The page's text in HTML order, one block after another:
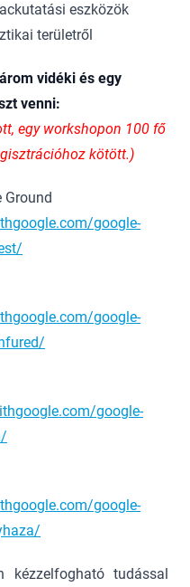
eszközök
területről
vidéki és egy
venni:
egy workshopon 100 fő
kötött.)
Ground
google-
google-
google-
google-
kézzelfogható tudással